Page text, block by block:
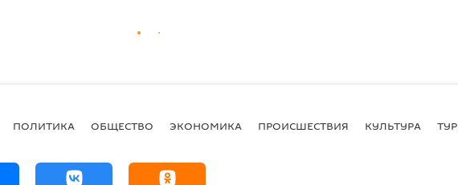
ПОЛИТИКА ОБЩЕСТВО ЭКОНОМИКА ПРОИСШЕСТВИЯ КУЛЬТУРА